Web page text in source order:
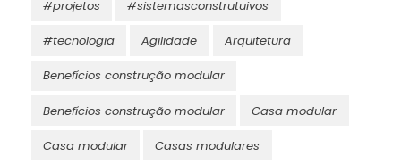
#projetos #sistemasconstrutuivos
#tecnologia Agilidade Arquitetura
Benefícios construção modular
Benefícios construção modular Casa modular
Casa modular Casas modulares